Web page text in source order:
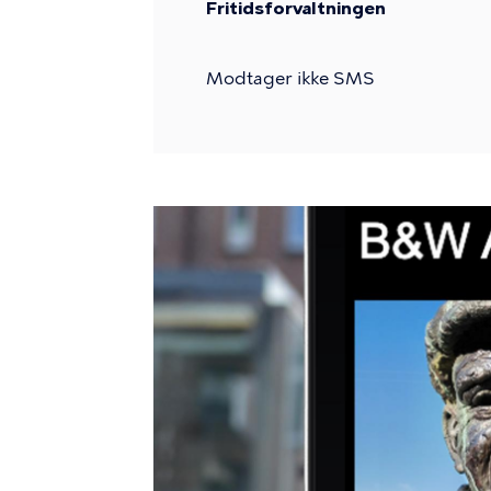
Fritidsforvaltningen
Modtager ikke SMS